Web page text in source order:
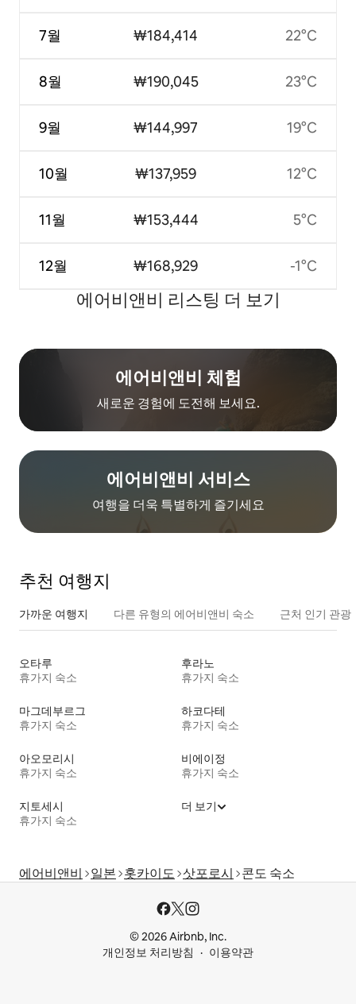
7월
8월
9월
10월
11월
12월
₩184,414
₩190,045
₩144,997
₩137,959
₩153,444
₩168,929
22°C
23°C
19°C
12°C
5°C
-1°C
에어비앤비 리스팅 더 보기
에어비앤비 체험
새로운 경험에 도전해 보세요.
에어비앤비 서비스
여행을 더욱 특별하게 즐기세요
추천 여행지
가까운 여행지 다른 유형의 에어비앤비 숙소 근처 인기 관광
오타루
휴가지 숙소
후라노
휴가지 숙소
마그데부르그
휴가지 숙소
하코다테
휴가지 숙소
아오모리시
휴가지 숙소
비에이정
휴가지 숙소
지토세시
휴가지 숙소
더 보기
에어비앤비 일본 홋카이도 삿포로시 콘도 숙소
© 2026 Airbnb, Inc.
개인정보 처리방침
이용약관